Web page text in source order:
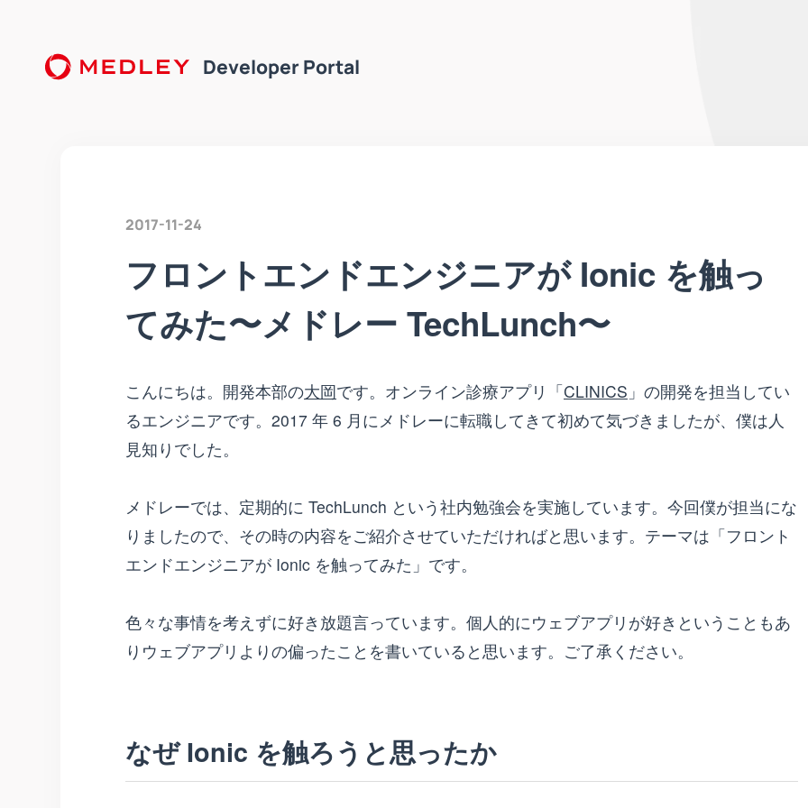
Developer Portal
2017-11-24
フロントエンドエンジニアが Ionic を触っ
てみた〜メドレー TechLunch〜
こんにちは。開発本部の大岡です。オンライン診療アプリ「CLINICS 」の開発を担当してい
るエンジニアです。2017 年 6 月にメドレーに転職してきて初めて気づきましたが、僕は人
見知りでした。
メドレーでは、定期的に TechLunch という社内勉強会を実施しています。今回僕が担当にな
りましたので、その時の内容をご紹介させていただければと思います。テーマは「フロント
エンドエンジニアが Ionic を触ってみた」です。
色々な事情を考えずに好き放題言っています。個人的にウェブアプリが好きということもあ
りウェブアプリよりの偏ったことを書いていると思います。ご了承ください。
なぜ Ionic を触ろうと思ったか